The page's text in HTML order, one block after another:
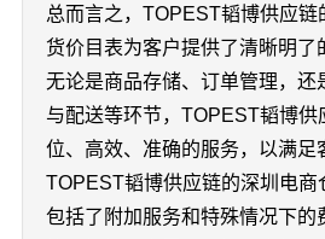
总而言之，TOPEST韬博供应链
货价目表为客户提供了清晰明了
无论是商品存储、订单管理，还
与配送等环节，TOPEST韬博供
位、高效、准确的服务，以满足
TOPEST韬博供应链的深圳电商
包括了附加服务和特殊情况下的